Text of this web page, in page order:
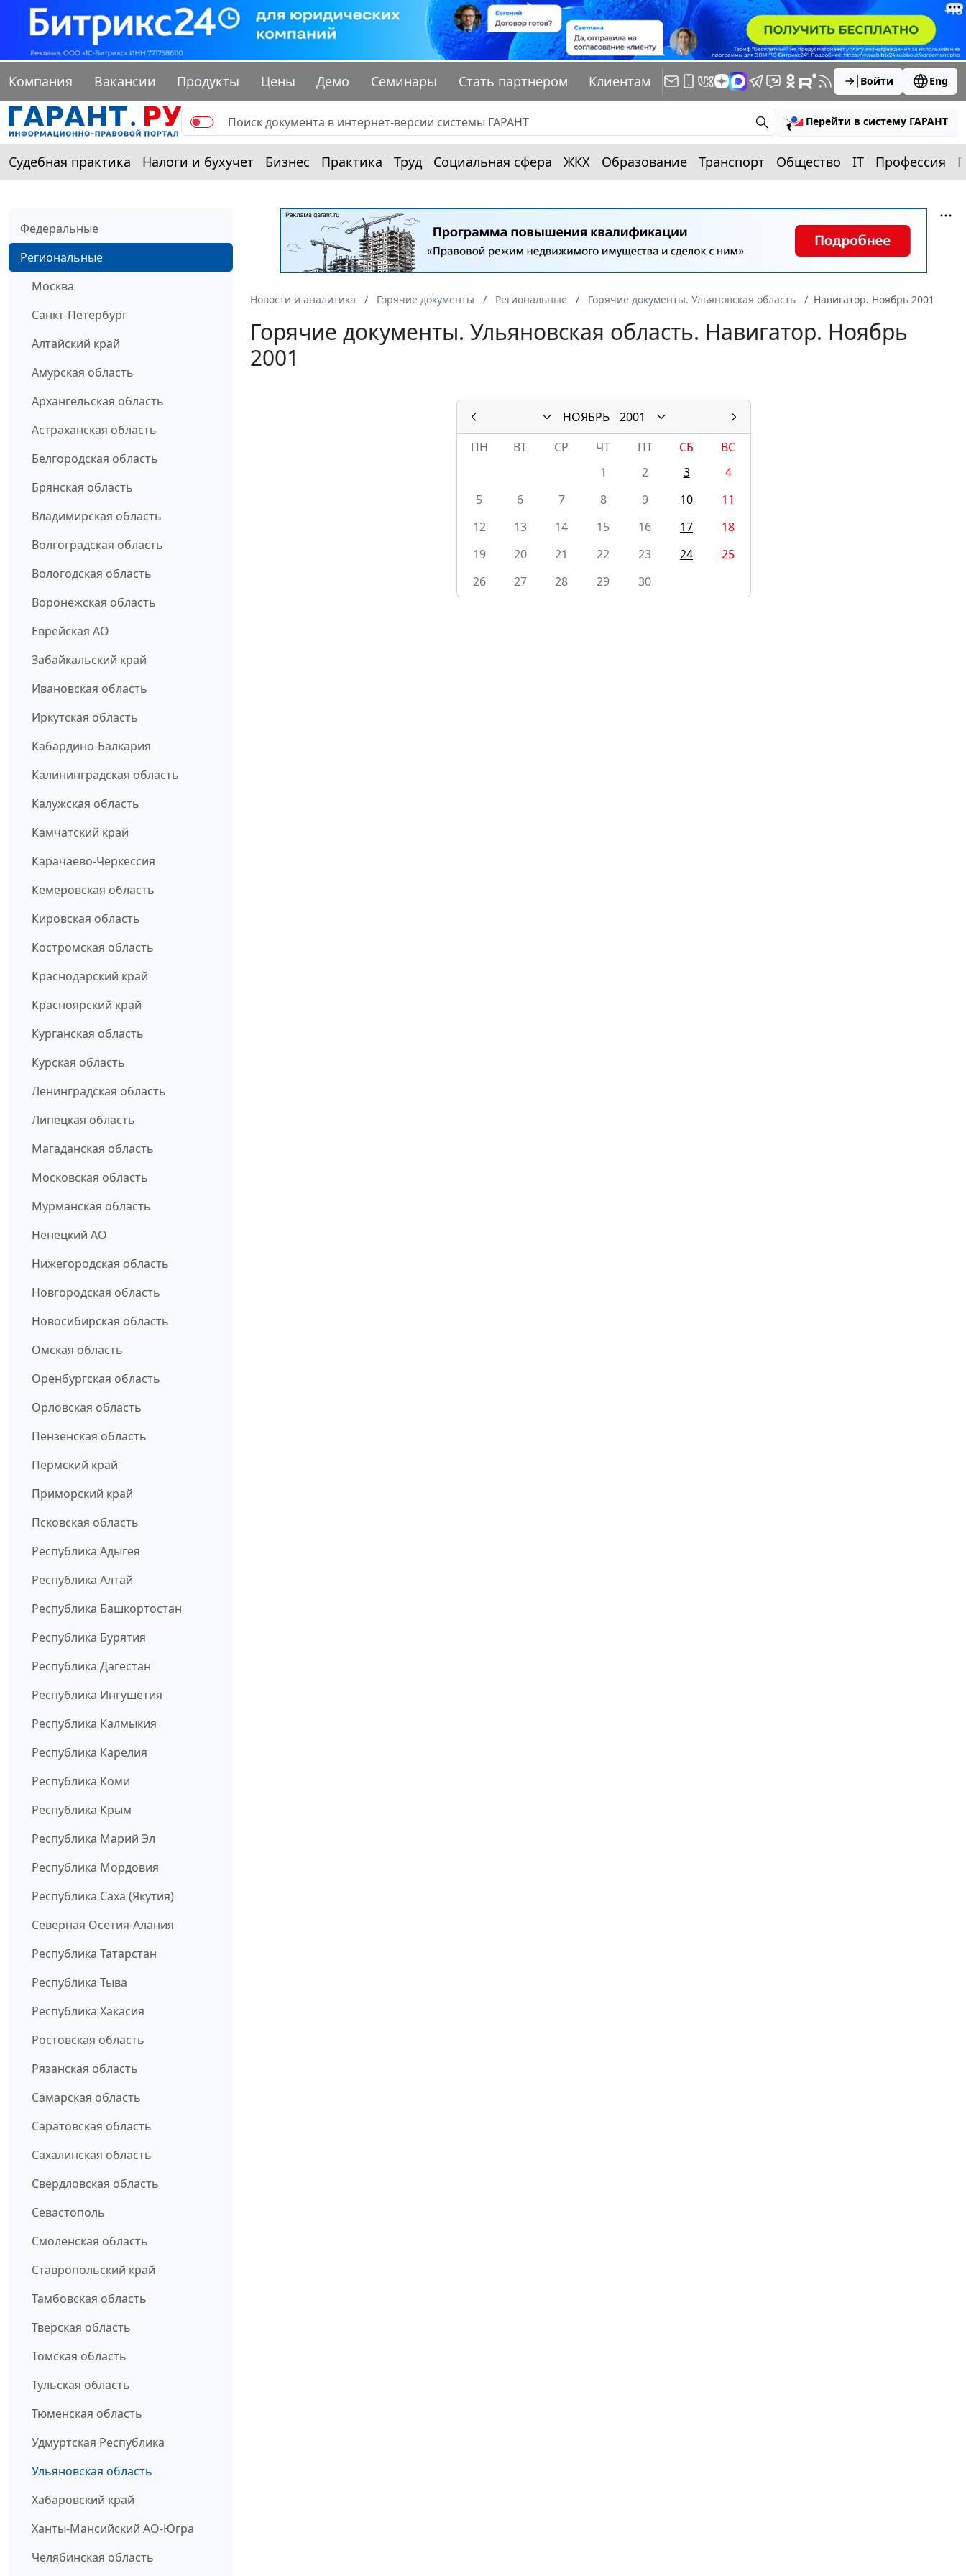
Компания Вакансии Продукты Цены Демо Семинары Стать партнером Клиентам Войти Eng
Перейти в систему ГАРАНТ
Судебная практика Налоги и бухучет Бизнес Практика Труд Социальная сфера ЖКХ Образование Транспорт Общество IT Профессия
Федеральные
Региональные
Москва
Санкт-Петербург
Алтайский край
Амурская область
Архангельская область
Астраханская область
Белгородская область
Брянская область
Владимирская область
Волгоградская область
Вологодская область
Воронежская область
Еврейская АО
Забайкальский край
Ивановская область
Иркутская область
Кабардино-Балкария
Калининградская область
Калужская область
Камчатский край
Карачаево-Черкессия
Кемеровская область
Кировская область
Костромская область
Краснодарский край
Красноярский край
Курганская область
Курская область
Ленинградская область
Липецкая область
Магаданская область
Московская область
Мурманская область
Ненецкий АО
Нижегородская область
Новгородская область
Новосибирская область
Омская область
Оренбургская область
Орловская область
Пензенская область
Пермский край
Приморский край
Псковская область
Республика Адыгея
Республика Алтай
Республика Башкортостан
Республика Бурятия
Республика Дагестан
Республика Ингушетия
Республика Калмыкия
Республика Карелия
Республика Коми
Республика Крым
Республика Марий Эл
Республика Мордовия
Республика Саха (Якутия)
Северная Осетия-Алания
Республика Татарстан
Республика Тыва
Республика Хакасия
Ростовская область
Рязанская область
Самарская область
Саратовская область
Сахалинская область
Свердловская область
Севастополь
Смоленская область
Ставропольский край
Тамбовская область
Тверская область
Томская область
Тульская область
Тюменская область
Удмуртская Республика
Ульяновская область
Хабаровский край
Ханты-Мансийский АО-Югра
Челябинская область
Новости и аналитика Горячие документы Региональные Горячие документы. Ульяновская область Навигатор. Ноябрь 2001
Горячие документы. Ульяновская область. Навигатор. Ноябрь
2001
НОЯБРЬ
2001
ПН
ВТ СР ЧТ ПТ СБ
ВС
1
2 3
4
5
6 7 8 9 10
11
12
13 14 15 16 17
18
19
20 21 22 23 24
25
26
27 28 29 30